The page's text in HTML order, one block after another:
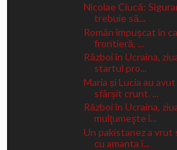
Nicolae Ciucă:
trebuie să...
Român împușcat în
frontieră, ...
Război în Ucraina,
startul pro...
Maria și Lucia au
sfârșit crunt. ...
Război în Ucraina,
mulţumeşte î...
Un pakistanez a vrut
cu amanta î...